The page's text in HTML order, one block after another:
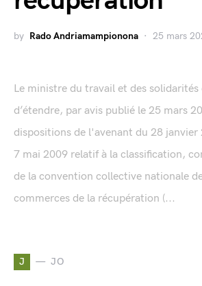
by Rado Andriamampionona 25 mars
Le ministre du travail et des solidarités
d’étendre, par avis publié le 25 mars
dispositions de l'avenant du 28
7 mai 2009 relatif à la classification,
de la convention collective nationale
commerces de la récupération (...
J JO